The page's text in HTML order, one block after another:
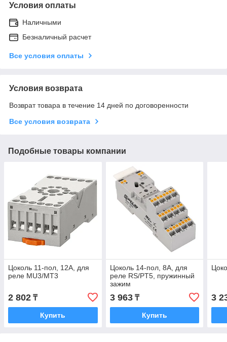
Условия оплаты
Наличными
Безналичный расчет
Все условия оплаты
Условия возврата
Возврат товара в течение 14 дней по договоренности
Все условия возврата
Подобные товары компании
Цоколь 11-пол, 12А, для
реле MU3/MT3
2 802 ₸
Купить
Цоколь 14-пол, 8А, для
реле RS/PT5, пружинный
зажим
3 963₸
Купить
3